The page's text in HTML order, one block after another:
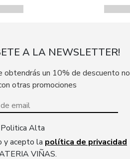
A LA NEWSLETTER!
obtendrás un 10% de descuento no
otras promociones
Alta
y acepto la política de privacidad
VIÑAS.